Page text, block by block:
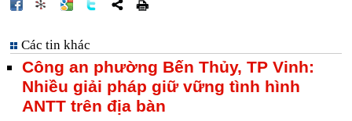
Các tin khác
Công an phường Bến Thủy, TP Vinh:
Nhiều giải pháp giữ vững tình hình
ANTT trên địa bàn